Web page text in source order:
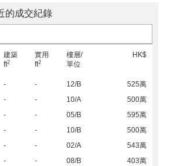
的成交紀錄
建築
ft2
實用
ft2
樓層/
單位
HK$
- - 12/B
525萬
- - 10/A
500萬
- - 05/B
595萬
- - 10/B
500萬
- - 02/A
543萬
- - 08/B
403萬